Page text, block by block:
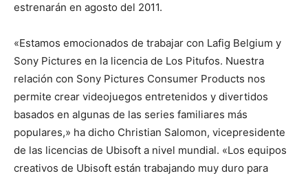
estrenarán en agosto del 2011.
«Estamos emocionados de trabajar con Lafig Belgium y
Sony Pictures en la licencia de Los Pitufos. Nuestra
relación con Sony Pictures Consumer Products nos
permite crear videojuegos entretenidos y divertidos
basados en algunas de las series familiares más
populares,» ha dicho Christian Salomon, vicepresidente
de las licencias de Ubisoft a nivel mundial. «Los equipos
creativos de Ubisoft están trabajando muy duro para